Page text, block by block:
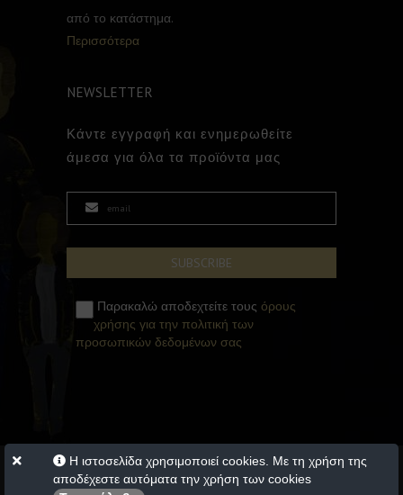
από το κατάστημα.
Περισσότερα
NEWSLETTER
Κάντε εγγραφή και ενημερωθείτε
άμεσα για όλα τα προϊόντα μας
Παρακαλώ αποδεχτείτε τους όρους
χρήσης για την πολιτική των
προσωπικών δεδομένων σας
Η ιστοσελίδα χρησιμοποιεί cookies. Με τη χρήση της
αποδέχεστε αυτόματα την χρήση των cookies